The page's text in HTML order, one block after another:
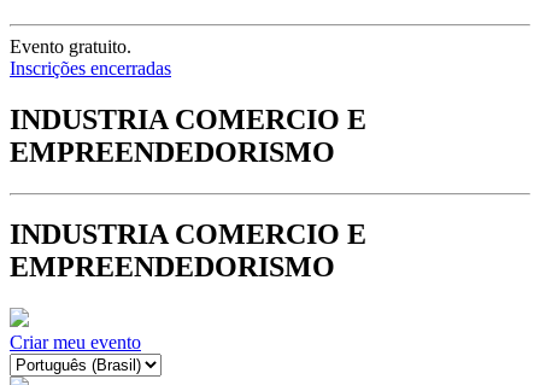
Evento gratuito.
Inscrições encerradas
INDUSTRIA COMERCIO E
EMPREENDEDORISMO
INDUSTRIA COMERCIO E
EMPREENDEDORISMO
Criar meu evento